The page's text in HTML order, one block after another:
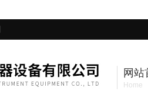
网站
Home